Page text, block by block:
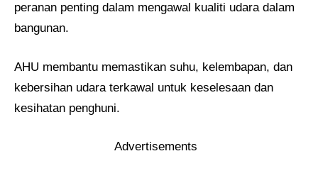
peranan penting dalam mengawal kualiti udara dalam
bangunan.
AHU membantu memastikan suhu, kelembapan, dan
kebersihan udara terkawal untuk keselesaan dan
kesihatan penghuni.
Advertisements